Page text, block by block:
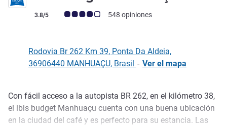
Nota de clientes de Avis (Clasificación de ALL)
3.8/5 548 opiniones
Rodovia Br 262 Km 39, Ponta Da Aldeia,
36906440 MANHUAÇU, Brasil - Ver el mapa
Descripción
Con fácil acceso a la autopista BR 262, en el kilómetro 38,
el ibis budget Manhuaçu cuenta con una buena ubicación
en la ciudad del café y es perfecto para su estancia. Las